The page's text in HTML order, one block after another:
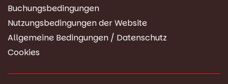
Buchungsbedingungen
Nutzungsbedingungen der Website
Allgemeine Bedingungen / Datenschutz
Cookies